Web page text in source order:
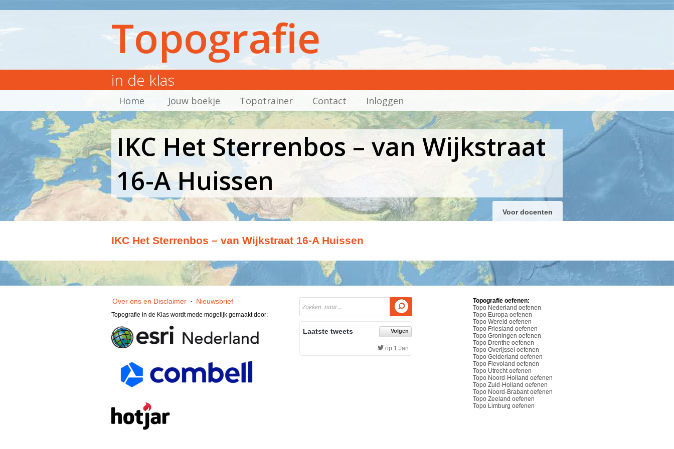
Topografie
in de klas
Home Jouw boekje Topotrainer Contact Inloggen
IKC Het Sterrenbos – van Wijkstraat
16-A Huissen
Voor docenten
IKC Het Sterrenbos – van Wijkstraat 16-A Huissen
Over ons en Disclaimer · Nieuwsbrief
Topografie in de Klas wordt mede mogelijk gemaakt door:

Laatste tweets Volgen
op 1 Jan
Topografie oefenen:
Topo Nederland oefenen
Topo Europa oefenen
Topo Wereld oefenen
Topo Friesland oefenen
Topo Groningen oefenen
Topo Drenthe oefenen
Topo Overijssel oefenen
Topo Gelderland oefenen
Topo Flevoland oefenen
Topo Utrecht oefenen
Topo Noord-Holland oefenen
Topo Zuid-Holland oefenen
Topo Noord-Brabant oefenen
Topo Zeeland oefenen
Topo Limburg oefenen